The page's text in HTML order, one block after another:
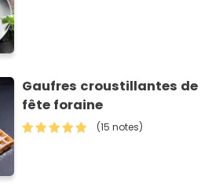
Gaufres croustillantes de
fête foraine
(15 notes)